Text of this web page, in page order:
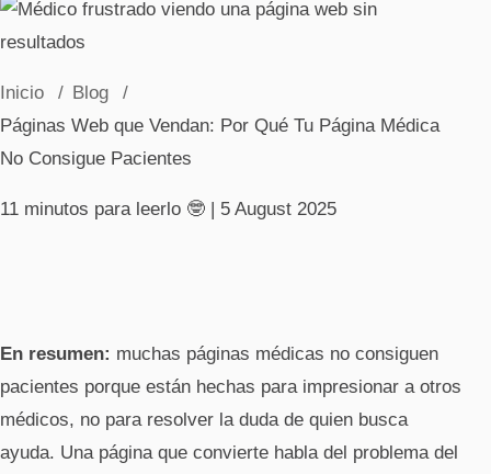
Inicio
Blog
Páginas Web que Vendan: Por Qué Tu Página Médica
No Consigue Pacientes
11 minutos para leerlo 🤓 | 5 August 2025
En resumen: muchas páginas médicas no consiguen
pacientes porque están hechas para impresionar a otros
médicos, no para resolver la duda de quien busca
ayuda. Una página que convierte habla del problema del